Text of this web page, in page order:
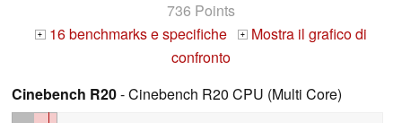
736 Points
+ 16 benchmarks e specifiche +
Mostra il grafico di
confronto
Cinebench R20- Cinebench R20 CPU (Multi Core)